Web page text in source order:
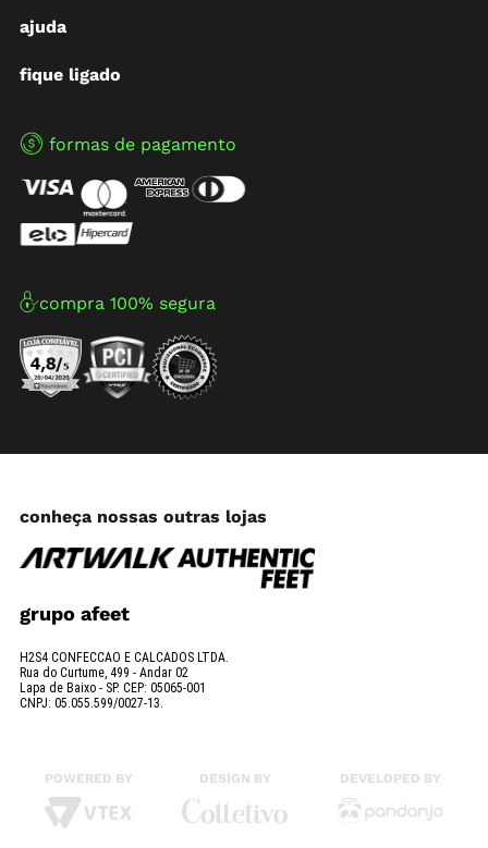
ajuda
fique ligado
formas de pagamento
compra 100% segura
conheça nossas outras lojas
grupo afeet
H2S4 CONFECCAO E CALCADOS LTDA.
Rua do Curtume, 499 - Andar 02
Lapa de Baixo - SP. CEP: 05065-001
CNPJ: 05.055.599/0027-13.
POWERED BY DESIGN BY DEVELOPED BY